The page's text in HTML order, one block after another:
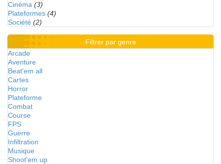
Cinéma (3)
Plateformes (4)
Société (2)
Filtrer par genre
Arcade
Aventure
Beat'em all
Cartes
Horror
Plateforme
Combat
Course
FPS
Guerre
Infiltration
Musique
Shoot'em up